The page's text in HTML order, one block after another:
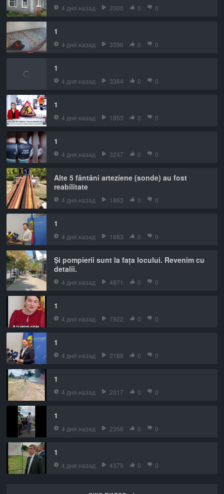
4 дня назад 2000 0 0
1
4 дня назад 3390 0 0
1
4 дня назад 3384 0 0
1
4 дня назад 1853 0 0
1
4 дня назад 3247 0 0
Alte 5 fântâni arteziene (sonde) au fost
reabilitate
4 дня назад 1863 0 0
1
4 дня назад 1683 0 0
Și pompierii sunt la fața locului. Revenim cu
detalii.
4 дня назад 4871 0 0
1
4 дня назад 7922 0 0
1
4 дня назад 2188 0 0
1
4 дня назад 2017 0 0
1
4 дня назад 2356 0 0
1
4 дня назад 4379 0 0